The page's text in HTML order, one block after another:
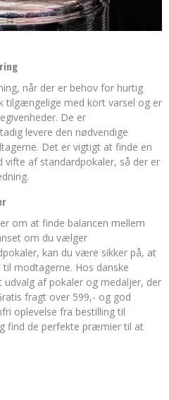
når der er behov for hurtig
tilgængelige med kort varsel og er
De er
levere den nødvendige
Det er vigtigt at finde en
vifte af standardpokaler, så der er
om at finde balancen mellem
om du vælger
kan du være sikker på, at
modtagerne. Hos danske
af pokaler og medaljer, der
fragt over 599,- og god
oplevelse fra bestilling til
find de perfekte præmier til at